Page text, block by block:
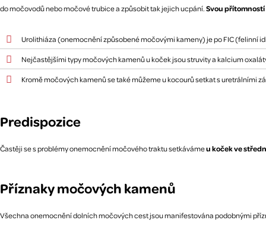
do močovodů nebo močové trubice a způsobit tak jejich ucpání.Svou
Urolithiáza (onemocnění způsobené močovými kameny) je po FIC
Nejčastějšími typy močových kamenů u koček jsou struvity a kalcium
Kromě močových kamenů se také můžeme u kocourů setkat s uretrálními
Predispozice
Častěji se s problémy onemocnění močového traktu setkávámeu koček ve
Příznaky močových kamenů
Všechna onemocnění dolních močových cest jsou manifestována podobnými